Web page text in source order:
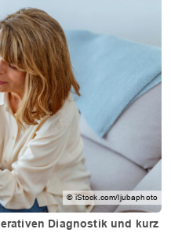
© iStock.com/ljubaphoto
Diagnostik und kurz